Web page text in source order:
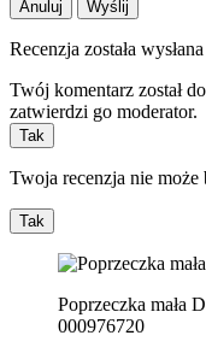
Anuluj Wyślij
Recenzja została wysłana
Twój komentarz został
zatwierdzi go moderator.
Tak
Twoja recenzja nie może
Tak
Poprzeczka mała
000976720